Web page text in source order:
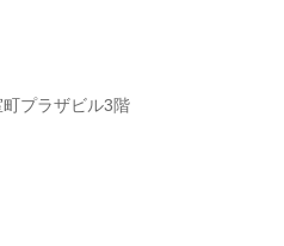
プラザビル3階